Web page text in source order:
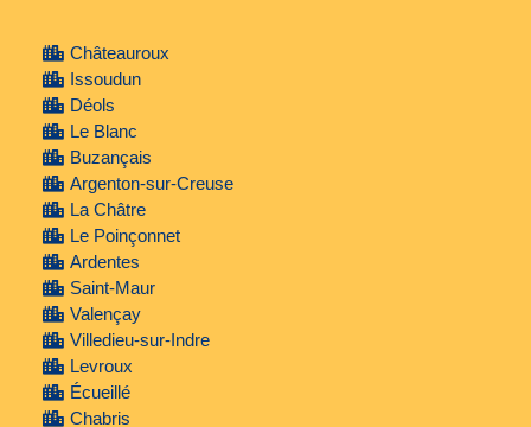
Châteauroux
Issoudun
Déols
Le Blanc
Buzançais
Argenton-sur-Creuse
La Châtre
Le Poinçonnet
Ardentes
Saint-Maur
Valençay
Villedieu-sur-Indre
Levroux
Écueillé
Chabris